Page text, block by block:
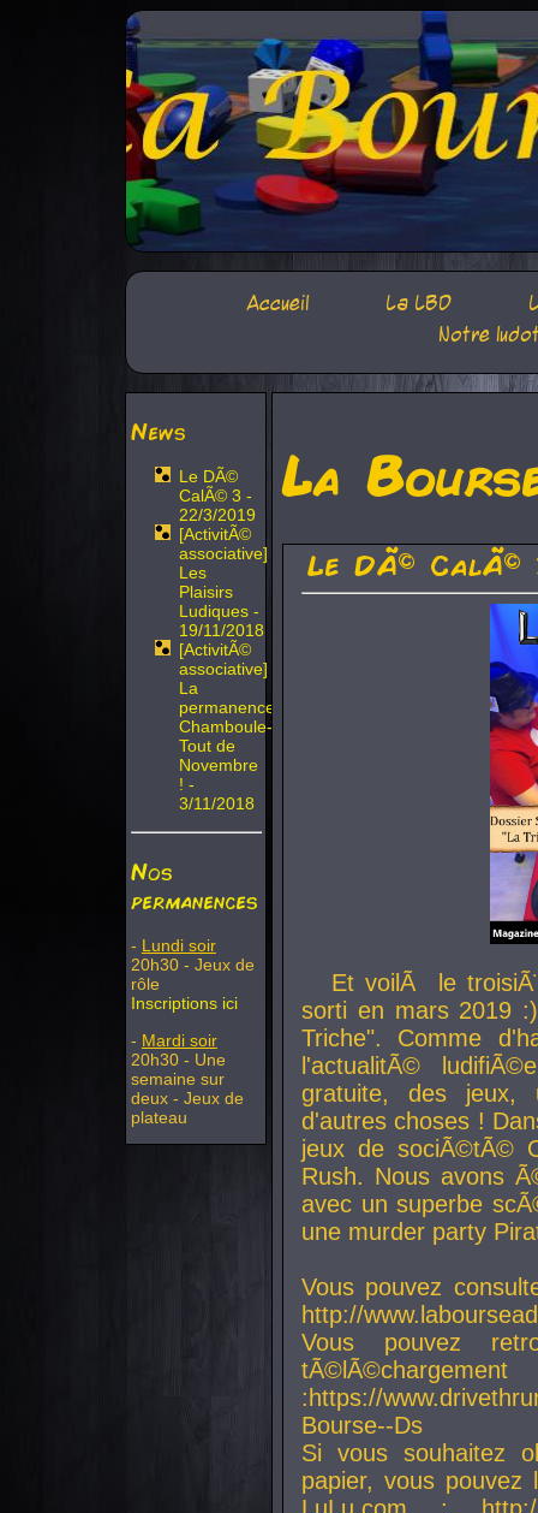
Accueil La LBD
Notre
News
Le DÃ©
CalÃ© 3 -
22/3/2019
[ActivitÃ©
associative]
Les
Plaisirs
Ludiques -
19/11/2018
[ActivitÃ©
associative]
La
permanence
Chamboule-
Tout de
Novembre
! -
3/11/2018
Nos
permanences
- Lundi soir
20h30 - Jeux de
rôle
Inscriptions ici
- Mardi soir
20h30 - Une
semaine sur
deux - Jeux de
plateau
La
Le DÃ© CalÃ©
Et voilÃ le
sorti en mars 2019
Triche". Comme
l'actualitÃ©
gratuite, des jeux,
d'autres choses !
jeux de sociÃ©tÃ©
Rush. Nous avons
avec un superbe
une murder party
Vous pouvez
http://
Vous pouvez
:https://
Bourse--Ds
Si vous souhaitez
papier, vous